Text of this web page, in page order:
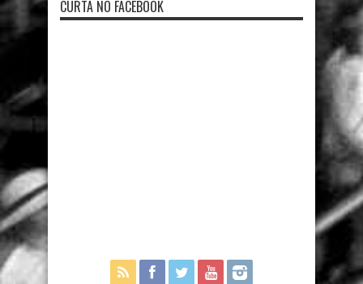
CURTA NO FACEBOOK